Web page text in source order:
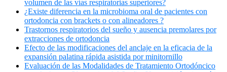
volumen de las vías respiratorias superiores?
¿Existe diferencia en la microbioma oral de pacientes con
ortodoncia con brackets o con alineadores ?
Trastornos respiratorios del sueño y ausencia premolares por
extracciones de ortodoncia
Efecto de las modificaciones del anclaje en la eficacia de la
expansión palatina rápida asistida por minitornillo
Evaluación de las Modalidades de Tratamiento Ortodóncico